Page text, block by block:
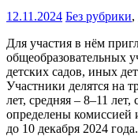
12.11.2024 Без рубрики,
Для участия в нём
общеобразовательных
детских садов, иных
Участники делятся на
лет, средняя – 8–11
определены комиссией
до 10 декабря 2024